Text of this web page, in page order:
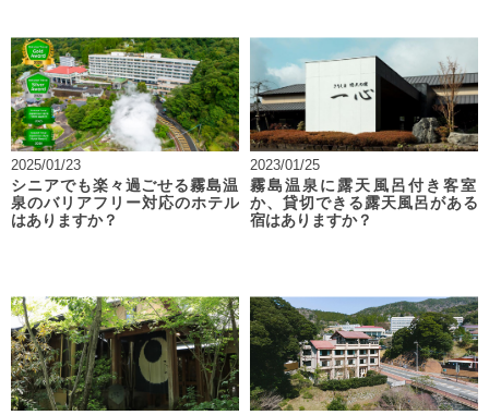
2025/01/23
シニアでも楽々過ごせる霧島温
泉のバリアフリー対応のホテル
はありますか？
2023/01/25
霧島温泉に露天風呂付き客室
か、貸切できる露天風呂がある
宿はありますか？